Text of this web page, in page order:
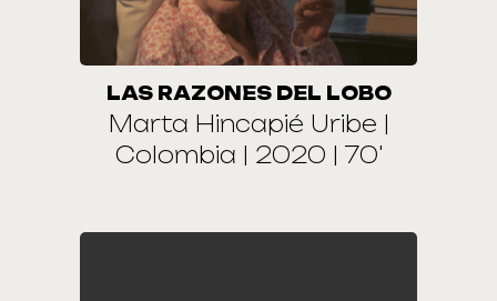
LAS RAZONES DEL LOBO
Marta Hincapié Uribe |
Colombia | 2020 | 70'